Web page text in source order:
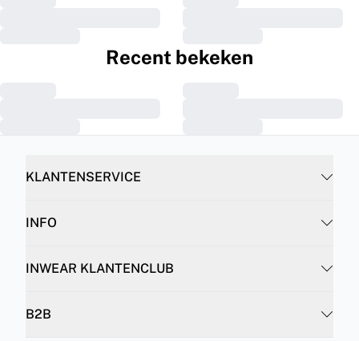
Recent bekeken
KLANTENSERVICE
INFO
INWEAR KLANTENCLUB
B2B